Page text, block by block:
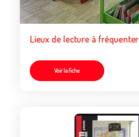
Lieux de lecture à fréquenter
Voir la fiche